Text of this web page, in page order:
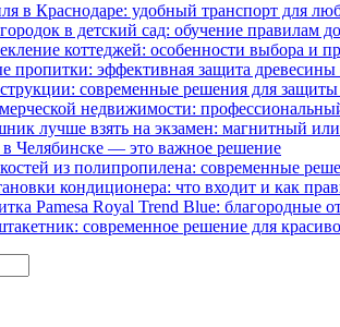
в Краснодаре: удобный транспорт для
в детский сад: обучение правилам
коттеджей: особенности выбора и
пропитки: эффективная защита древесины
современные решения для
недвижимости:
лучше взять на экзамен: магнитный
в Челябинске — это важное решение
из полипропилена: современные
кондиционера: что входит и как
Pamesa Royal Trend Blue: благородные
современное решение для